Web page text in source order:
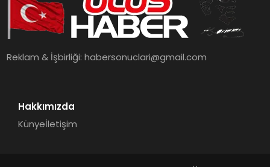
Reklam & İşbirliği:habersonuclari@gmail.com
Hakkımızda
Künyeİletişim